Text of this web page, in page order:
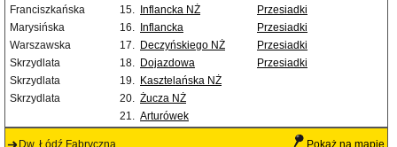
Franciszkańska
15. Inflancka NŻ
Przesiadki
Marysińska
16. Inflancka
Przesiadki
Warszawska
17. Deczyńskiego NŻ
Przesiadki
Skrzydlata
18. Dojazdowa
Przesiadki
Skrzydlata
19. Kasztelańska NŻ
Skrzydlata
20. Żucza NŻ
21. Arturówek
Dw. Łódź Fabryczna Pokaż na mapie